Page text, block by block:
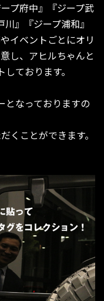
プ府中』『ジープ武
』『ジープ浦和』
イベントごとにオリ
し、アヒルちゃんと
ております。
となっておりますの
くことができます。